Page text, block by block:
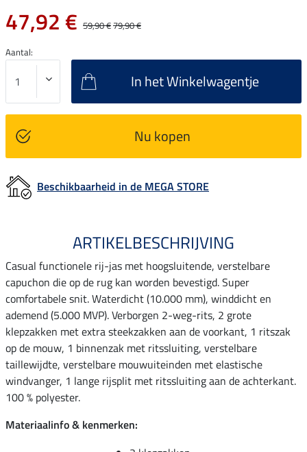
47,92 € 59,90 €79,90 €
Aantal:
In het Winkelwagentje
Nu kopen
Beschikbaarheid in de MEGA STORE
ARTIKELBESCHRIJVING
Casual functionele rij-jas met hoogsluitende, verstelbare
capuchon die op de rug kan worden bevestigd. Super
comfortabele snit. Waterdicht (10.000 mm), winddicht en
ademend (5.000 MVP). Verborgen 2-weg-rits, 2 grote
klepzakken met extra steekzakken aan de voorkant, 1 ritszak
op de mouw, 1 binnenzak met ritssluiting, verstelbare
taillewijdte, verstelbare mouwuiteinden met elastische
windvanger, 1 lange rijsplit met ritssluiting aan de achterkant.
100 % polyester.
Materiaalinfo & kenmerken: